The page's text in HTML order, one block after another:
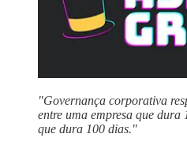
"Governança corporativa
entre uma empresa que dura
que dura 100 dias."